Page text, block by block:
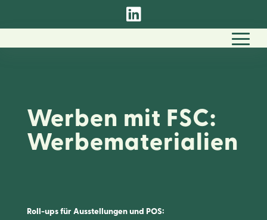

Werben mit FSC:
Werbematerialien
Roll-upsfür Ausstellungen und POS: